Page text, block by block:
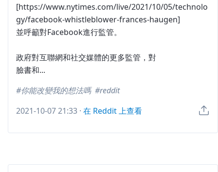
[https://www.nytimes.com/live/2021/10/05/technolo
gy/facebook-whistleblower-frances-haugen]
並呼籲對Facebook進行監管。
政府對互聯網和社交媒體的更多監管，對
臉書和...
你能改變我的想法嗎
reddit
2021-10-07 21:33 · 在 Reddit 上查看